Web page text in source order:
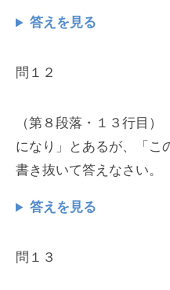
答えを見る
問１２
（第８段落・１３行目
になり」とあるが、「こ
書き抜いて答えなさい。
答えを見る
問１３